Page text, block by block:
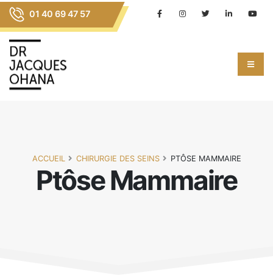
01 40 69 47 57
Ptôse Mammaire
ACCUEIL CHIRURGIE DES SEINS PTÔSE MAMMAIRE